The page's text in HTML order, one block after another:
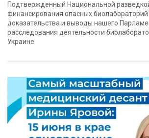
Подтвержденный Национальной
финансирования опасных биолабораторий
доказательства и выводы нашего
расследования деятельности
Украине